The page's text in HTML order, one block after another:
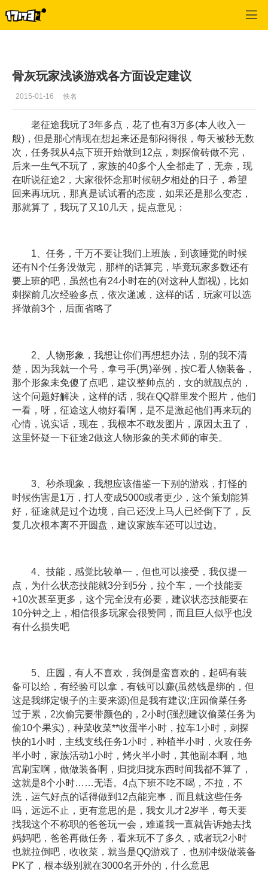
骨灰玩家浅谈游戏各方面设定建议
2015-01-16 佚名
老征途我玩了3年多点，花了也有3万多(本人收入一
般)，但是那心情现在想起来还是郁闷得很，每天被秒无数
次，任务我从4点下班开始做到12点，刺探偷砖做不完，
后来一生气不玩了，家族的40多个人全都走了，无奈，现
在听说征途2，大家很怀念那时候朝夕相处的日子，希望
回来再玩玩，那真是试试看的态度，如果还是那么变态，
那就算了，我玩了又10几天，提点意见：
1、任务，千万不要让我们上班族，到该睡觉的时候
还有N个任务没做完，那样的话算完，毕竟玩家多数还有
要上班的吧，虽然也有24小时在的(对这种人鄙视)，比如
刺探前几次经验多点，依次递减，这样的话，玩家可以选
择做前3个，后面省略了
2、人物形象，我想让你们再想想办法，别的我不清
楚，因为我就一个号，拿弓手(男)举例，按C看人物装备，
那个形象未免傻了点吧，建议整帅点的，女的就靓点的，
这个问题好解决，这样的话，我在QQ群里发个照片，他们
一看，呀，征途这人物好看啊，是不是激起他们再来玩的
心情，说实话，现在，我根本不敢发图片，原因太丑了，
这里怀疑一下征途2做这人物形象的美术师的审美。
3、秒杀现象，我想应该借鉴一下别的游戏，打怪的
时候伤害是1万，打人变成5000或者更少，这个策划能算
好，征途就是过个边境，自己还没上马人已经倒下了，反
复几次根本离不开圆盘，建议家族车还可以过边。
4、技能，感觉比较单一，但也可以接受，我仅提一
点，为什么状态技能就3分到5分，拉个车，一个技能要
+10次甚至更多，这个完全没有必要，建议状态技能要在
10分钟之上，相信很多玩家会很赞同，而且巨人似乎也没
有什么损失吧
5、庄园，有人不喜欢，我倒是蛮喜欢的，起码有装
备可以给，有经验可以拿，有钱可以赚(虽然钱是绑的，但
这是我绑定银子的主要来源)但是我有建议;庄园偷菜任务
过于累，2次偷完要带颜色的，2小时(强烈建议偷菜任务为
偷10个果实)，种菜收菜**收蛋半小时，拉车1小时，刺探
快的1小时，主线支线任务1小时，种植半小时，火攻任务
半小时，家族活动1小时，烤火半小时，其他副本啊，地
宫刷宝啊，做做装备啊，归拢归拢东西时间我都不算了，
这就是8个小时……无语。4点下班不吃不喝，不拉，不
洗，运气好点的话得做到12点能完事，而且就这些任务
吗，远远不止，更有意思的是，我女儿才2岁半，每天要
找我这个不称职的爸爸玩一会，难道我一直就告诉她去找
妈妈吧，爸爸再做任务，看来玩不了多久，或者玩2小时
也就拉倒吧，收收菜，就当是QQ游戏了，也别冲级做装备
PK了，根本级别就在3000名开外的，什么意思